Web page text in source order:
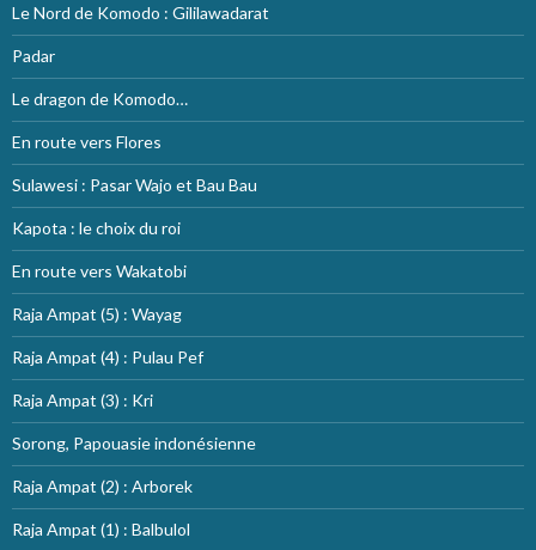
Le Nord de Komodo : Gililawadarat
Padar
Le dragon de Komodo…
En route vers Flores
Sulawesi : Pasar Wajo et Bau Bau
Kapota : le choix du roi
En route vers Wakatobi
Raja Ampat (5) : Wayag
Raja Ampat (4) : Pulau Pef
Raja Ampat (3) : Kri
Sorong, Papouasie indonésienne
Raja Ampat (2) : Arborek
Raja Ampat (1) : Balbulol